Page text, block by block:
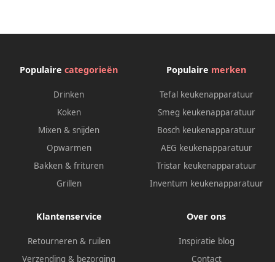
8712072539792
8712072539877
Populaire categorieën
Drinken
Koken
Mixen & snijden
Opwarmen
Bakken & frituren
Grillen
Populaire merken
Tefal keukenapparatuur
Smeg keukenapparatuur
Bosch keukenapparatuur
AEG keukenapparatuur
Tristar keukenapparatuur
Inventum keukenapparatuur
Klantenservice
Retourneren & ruilen
Verzending & bezorging
Over ons
Inspiratie blog
Contact